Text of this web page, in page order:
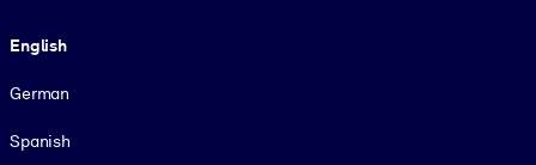
English
German
Spanish